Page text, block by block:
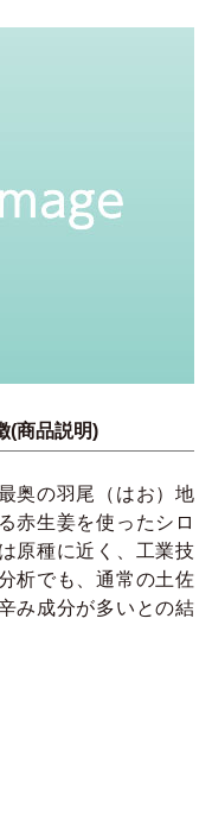
(商品説明)
奥の羽尾（はお）地
赤生姜を使ったシロ
原種に近く、工業技
析でも、通常の土佐
み成分が多いとの結